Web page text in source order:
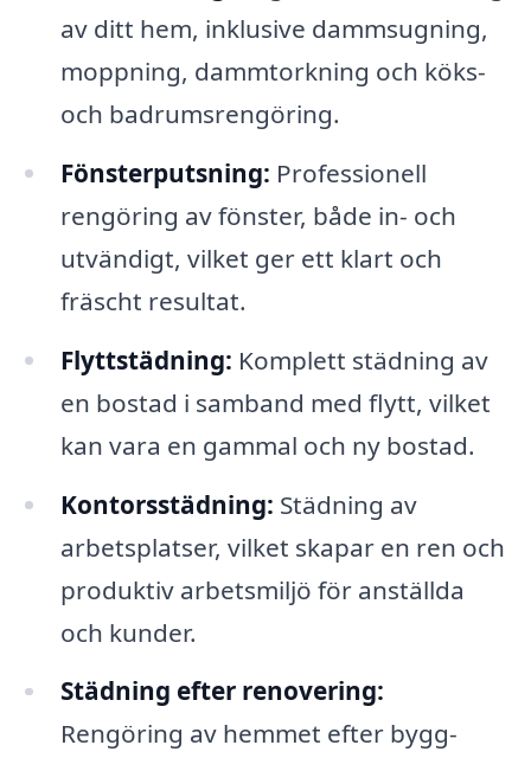
av ditt hem, inklusive dammsugning,
moppning, dammtorkning och köks-
och badrumsrengöring.
Fönsterputsning: Professionell
rengöring av fönster, både in- och
utvändigt, vilket ger ett klart och
fräscht resultat.
Flyttstädning: Komplett städning av
en bostad i samband med flytt, vilket
kan vara en gammal och ny bostad.
Kontorsstädning: Städning av
arbetsplatser, vilket skapar en ren och
produktiv arbetsmiljö för anställda
och kunder.
Städning efter renovering:
Rengöring av hemmet efter bygg-